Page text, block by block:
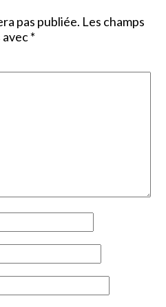
pas publiée. Les champs
*